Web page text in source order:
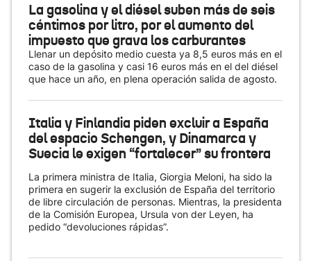
La gasolina y el diésel suben más de seis
céntimos por litro, por el aumento del
impuesto que grava los carburantes
Llenar un depósito medio cuesta ya 8,5 euros más en el
caso de la gasolina y casi 16 euros más en el del diésel
que hace un año, en plena operación salida de agosto.
Italia y Finlandia piden excluir a España
del espacio Schengen, y Dinamarca y
Suecia le exigen “fortalecer” su frontera
La primera ministra de Italia, Giorgia Meloni, ha sido la
primera en sugerir la exclusión de España del territorio
de libre circulación de personas. Mientras, la presidenta
de la Comisión Europea, Ursula von der Leyen, ha
pedido “devoluciones rápidas”.